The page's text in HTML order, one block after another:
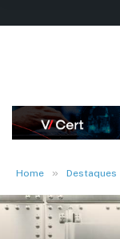
Home » Destaques